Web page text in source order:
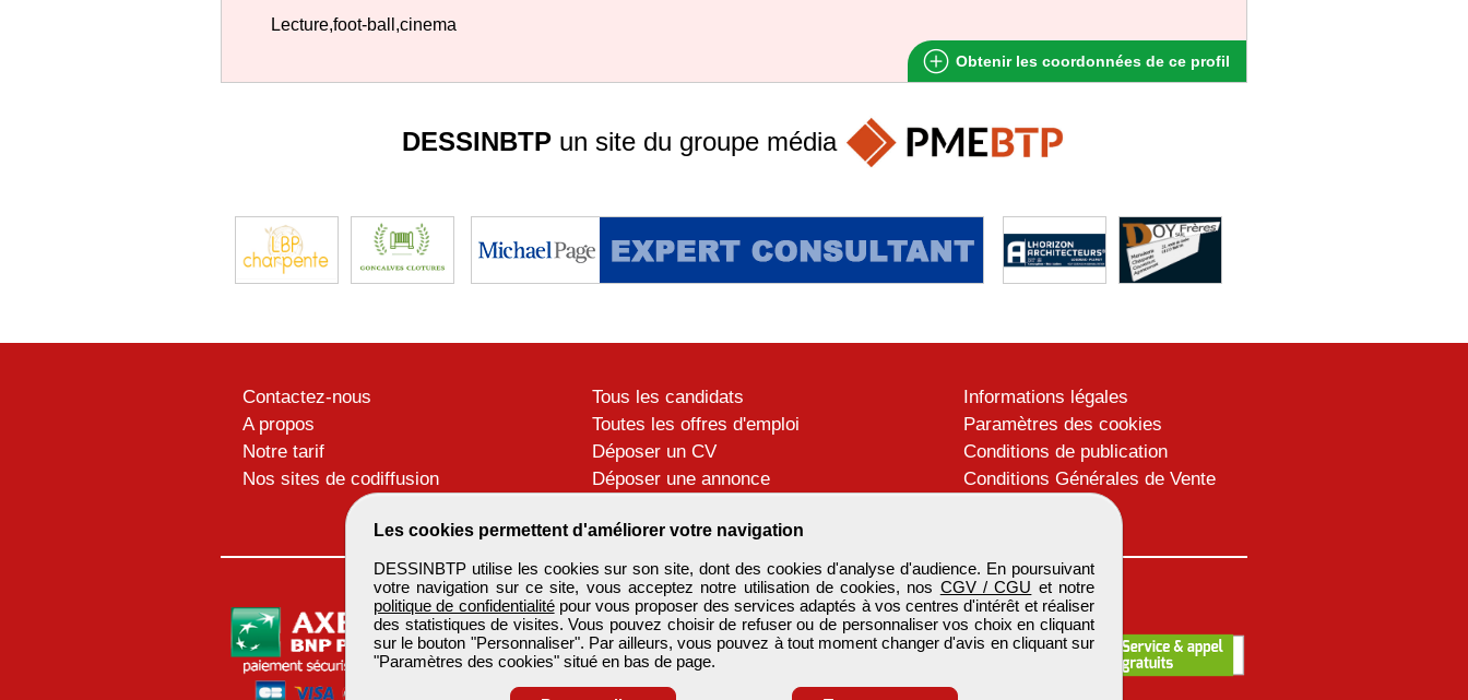
Lecture,foot-ball,cinema
Obtenir les coordonnées de ce profil
Les cookies permettent d'améliorer votre navigation
DESSINBTP utilise les cookies sur son site, dont des cookies d'analyse d'audience. En poursuivant
votre navigation sur ce site, vous acceptez notre utilisation de cookies, nos CGV / CGU et notre
politique de confidentialitépour vous proposer des services adaptés à vos centres d'intérêt et réaliser
des statistiques de visites. Vous pouvez choisir de refuser ou de personnaliser vos choix en cliquant
sur le bouton "Personnaliser". Par ailleurs, vous pouvez à tout moment changer d'avis en cliquant sur
"Paramètres des cookies" situé en bas de page.
DESSINBTP un site du groupe média
Contactez-nous
A propos
Notre tarif
Nos sites de codiffusion
Tous les candidats
Toutes les offres d'emploi
Déposer un CV
Déposer une annonce
Informations légales
Paramètres des cookies
Conditions de publication
Conditions Générales de Vente